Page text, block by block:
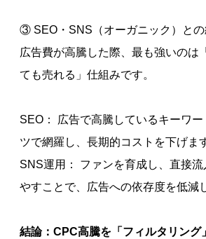
③ SEO・SNS（オーガニック）との
広告費が高騰した際、最も強いのは
ても売れる」仕組みです。
SEO： 広告で高騰しているキーワ
ツで網羅し、長期的コストを下げま
SNS運用： ファンを育成し、直接
やすことで、広告への依存度を低減
結論：CPC高騰を「フィルタリング